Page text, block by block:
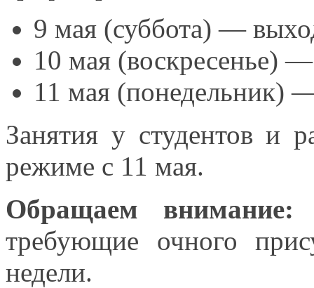
9 мая (суббота) —
10 мая (воскресенье)
11 мая (понедельник)
Занятия у студентов и
режиме с 11 мая.
Обращаем внимание:
требующие очного
недели.